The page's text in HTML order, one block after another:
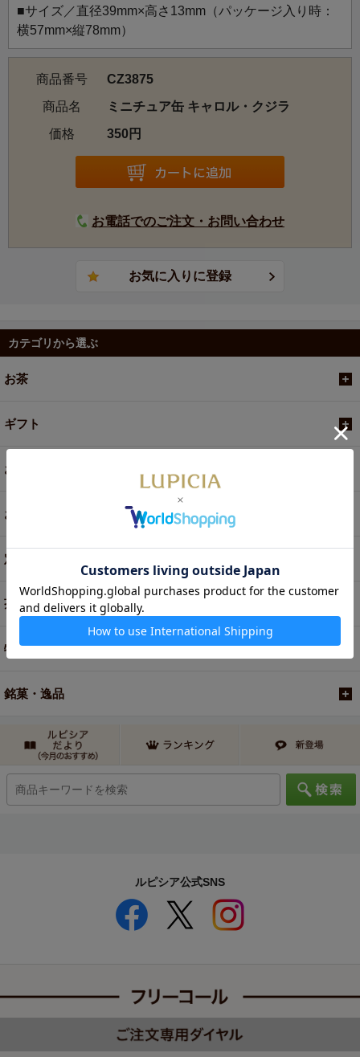
大きな潮の花火を上げてクジラは喜びの歌を歌いながら旅
をします。
■サイズ／直径39mm×高さ13mm（パッケージ入り時：
横57mm×縦78mm）
商品番号
CZ3875
商品名
ミニチュア缶 キャロル・クジラ
価格
350円
お電話でのご注文・お問い合わせ
カテゴリから選ぶ
お茶
ギフト
お菓子・食品・飲料
お買い得商品
定期便
茶器・オリジナルグッズ
特別商品・お取り寄せ
銘菓・逸品
ルピシア公式SNS